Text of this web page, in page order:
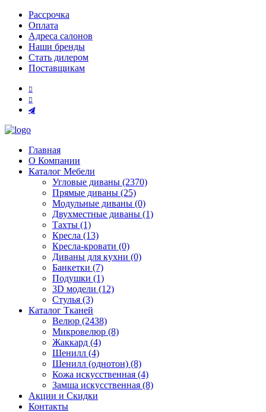
Рассрочка
Оплата
Адреса салонов
Наши бренды
Стать дилером
Поставщикам
Главная
О Компании
Каталог Мебели
Угловые диваны (2370)
Прямые диваны (25)
Модульные диваны (0)
Двухместные диваны (1)
Тахты (1)
Кресла (13)
Кресла-кровати (0)
Диваны для кухни (0)
Банкетки (7)
Подушки (1)
3D модели (12)
Стулья (3)
Каталог Тканей
Велюр (2438)
Микровелюр (8)
Жаккард (4)
Шенилл (4)
Шенилл (однотон) (8)
Кожа искусственная (4)
Замша искусственная (8)
Акции и Скидки
Контакты